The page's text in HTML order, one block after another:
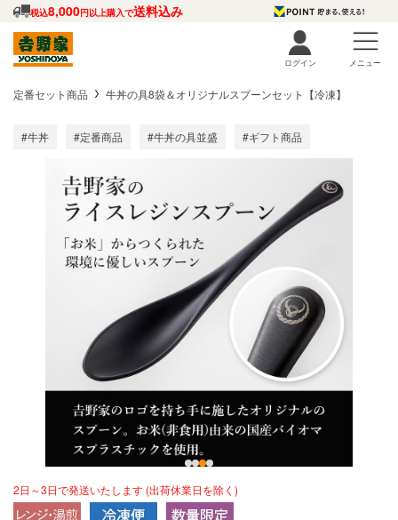
税込8,000円以上購入で送料込み
ログイン メニュー
定番セット商品 牛丼の具8袋＆オリジナルスプーンセット【冷凍】
#牛丼 #定番商品 #牛丼の具並盛 #ギフト商品
2日～3日で発送いたします (出荷休業日を除く)